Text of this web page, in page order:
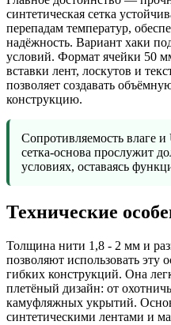
синтетическая сетка
перепадам температур,
надёжность. Вариант хаки
условий. Формат ячейки 50
вставки лент, лоскутов и
позволяет создавать
конструкцию.
Сопротивляемость влаге
сетка-основа прослужит
условиях, оставаясь
Технические
Толщина нити 1,8 - 2 мм и
позволяют использовать эту
гибких конструкций. Она
плетёный дизайн: от
камуфляжных укрытий.
синтетическими лентами и